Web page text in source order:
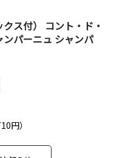
ス付） コント・ド・
パーニュ シャンパ
円）